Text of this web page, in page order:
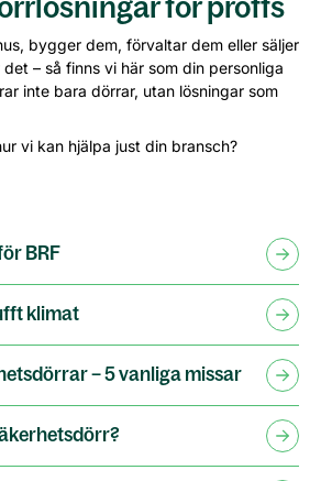
bygger dem, förvaltar dem eller säljer
– så finns vi här som din personliga
inte bara dörrar, utan lösningar som
vi kan hjälpa just din bransch?
BRF
klimat
– 5 vanliga missar